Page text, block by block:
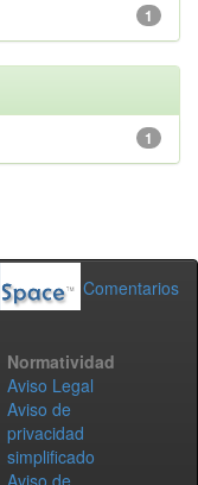
1
1
Comentarios
Normatividad
Aviso Legal
Aviso de
privacidad
simplificado
Aviso de